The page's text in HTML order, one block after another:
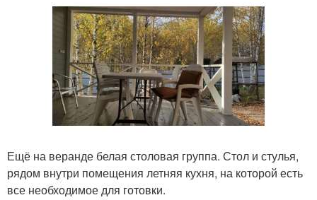
Ещё на веранде белая столовая группа. Стол и стулья,
рядом внутри помещения летняя кухня, на которой есть
все необходимое для готовки.